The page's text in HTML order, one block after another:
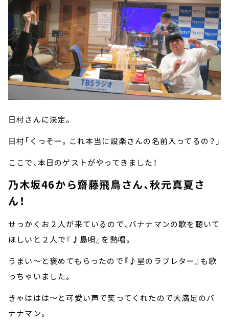
日村さんに決定。
日村「くっそー。これ本当に設楽さんの名前入ってるの？」
ここで、本日のゲストがやってきました！
乃木坂46から齋藤飛鳥さん、秋元真夏さ
ん！
せっかくお２人が来ているので、バナナマンの歌を聴いて
ほしいと２人で『♪島唄』を熱唱。
うまい～と褒めてもらったので『♪星のラブレター』も歌
っちゃいました。
きゃははは～と可愛い声で笑ってくれたので大満足のバ
ナナマン。